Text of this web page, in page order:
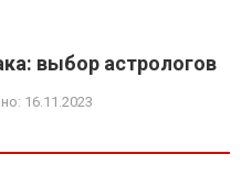
выбор астрологов
16.11.2023